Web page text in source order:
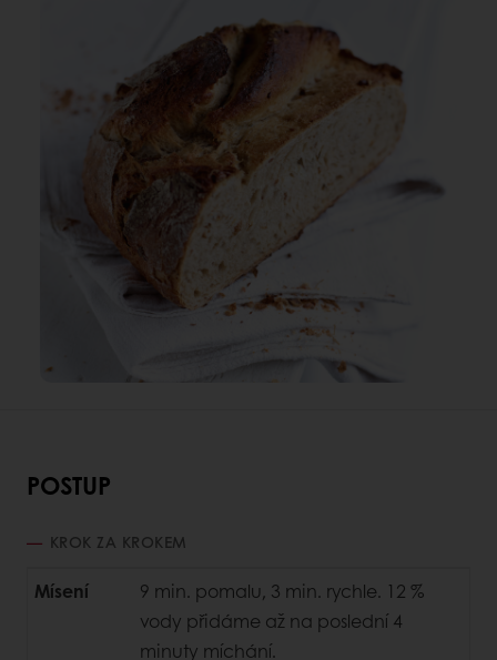
POSTUP
KROK ZA KROKEM
Mísení
9 min. pomalu, 3 min. rychle. 12 %
vody přidáme až na poslední 4
minuty míchání.